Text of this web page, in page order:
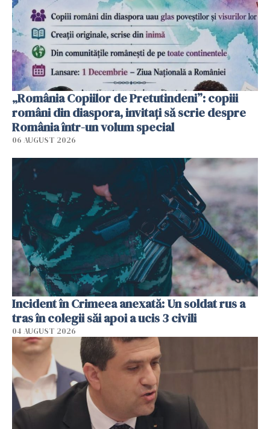
„România Copiilor de Pretutindeni”: copiii
români din diaspora, invitați să scrie despre
România într-un volum special
06 AUGUST 2026
Incident în Crimeea anexată: Un soldat rus a
tras în colegii săi apoi a ucis 3 civili
04 AUGUST 2026